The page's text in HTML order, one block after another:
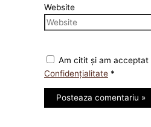
Website
Am citit și am acceptat
Confidențialitate *